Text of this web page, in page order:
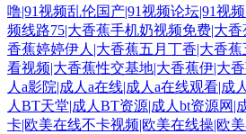
噜|91视频乱伦国产|91视频论坛|91视
频线路75|大香蕉手机奶视频免费|大
香蕉婷婷伊人|大香蕉五月丁香|大香
看视频|大香蕉性交基地|大香蕉伊|大
人a影院|成人a在线|成人a在线观看|成
人BT天堂|成人BT资源|成人bt资源网|
卡|欧美在线不卡视频|欧美在线操|欧